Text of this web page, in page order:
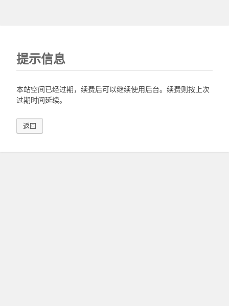
提示信息
本站空间已经过期，续费后可以继续使用后台。续费则按上次
过期时间延续。
返回